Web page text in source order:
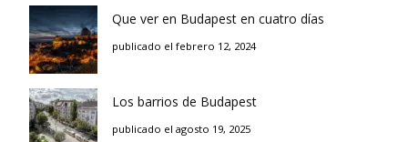
Que ver en Budapest en cuatro días
publicado el febrero 12, 2024
Los barrios de Budapest
publicado el agosto 19, 2025